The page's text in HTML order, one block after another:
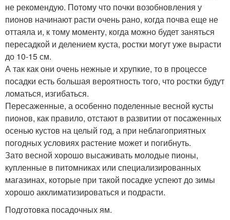
не рекомендую. Потому что почки возобновления у
пионов начинают расти очень рано, когда почва еще не
оттаяла и, к тому моменту, когда можно будет заняться
пересадкой и делением куста, ростки могут уже вырасти
до 10-15 см.
А так как они очень нежные и хрупкие, то в процессе
посадки есть большая вероятность того, что ростки будут
ломаться, изгибаться.
Пересаженные, а особенно поделенные весной кусты
пионов, как правило, отстают в развитии от посаженных
осенью кустов на целый год, а при неблагоприятных
погодных условиях растение может и погибнуть.
Зато весной хорошо высаживать молодые пионы,
купленные в питомниках или специализированных
магазинах, которые при такой посадке успеют до зимы
хорошо акклиматизироваться и подрасти.
Подготовка посадочных ям.